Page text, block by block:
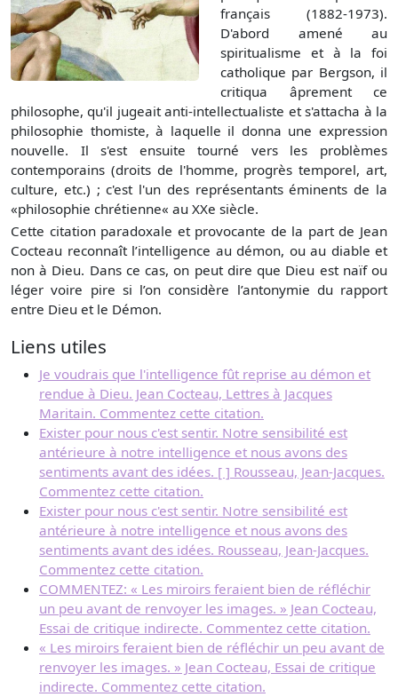
français (1882-1973).
D'abord amené au
spiritualisme et à la foi
catholique par Bergson, il
critiqua âprement ce
philosophe, qu'il jugeait anti-intellectualiste et s'attacha à la
philosophie thomiste, à laquelle il donna une expression
nouvelle. Il s'est ensuite tourné vers les problèmes
contemporains (droits de l'homme, progrès temporel, art,
culture, etc.) ; c'est l'un des représentants éminents de la
«philosophie chrétienne« au XXe siècle.
Cette citation paradoxale et provocante de la part de Jean
Cocteau reconnaît l’intelligence au démon, ou au diable et
non à Dieu. Dans ce cas, on peut dire que Dieu est naïf ou
léger voire pire si l’on considère l’antonymie du rapport
entre Dieu et le Démon.
Liens utiles
Je voudrais que l'intelligence fût reprise au démon et
rendue à Dieu. Jean Cocteau, Lettres à Jacques
Maritain. Commentez cette citation.
Exister pour nous c'est sentir. Notre sensibilité est
antérieure à notre intelligence et nous avons des
sentiments avant des idées. [ ] Rousseau, Jean-Jacques.
Commentez cette citation.
Exister pour nous c'est sentir. Notre sensibilité est
antérieure à notre intelligence et nous avons des
sentiments avant des idées. Rousseau, Jean-Jacques.
Commentez cette citation.
COMMENTEZ: « Les miroirs feraient bien de réfléchir
un peu avant de renvoyer les images. » Jean Cocteau,
Essai de critique indirecte. Commentez cette citation.
« Les miroirs feraient bien de réfléchir un peu avant de
renvoyer les images. » Jean Cocteau, Essai de critique
indirecte. Commentez cette citation.